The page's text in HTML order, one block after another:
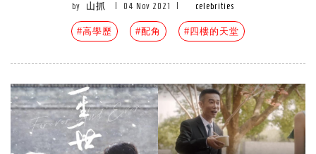
by 山抓 04 Nov 2021 celebrities
#高學歷 #配角 #四樓的天堂